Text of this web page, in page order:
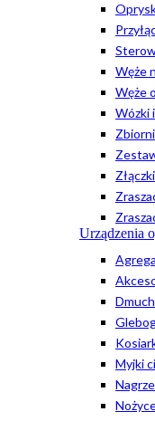
Węże
Węże
Wózki
Urządzenia
Myjki